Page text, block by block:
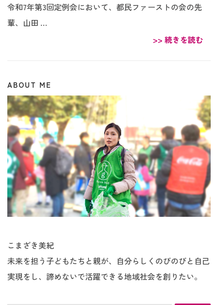
令和7年第3回定例会において、都民ファーストの会の先
輩、山田 …
>> 続きを読む
ABOUT ME
こまざき美紀
未来を担う子どもたちと親が、自分らしくのびのびと自己
実現をし、諦めないで活躍できる地域社会を創りたい。